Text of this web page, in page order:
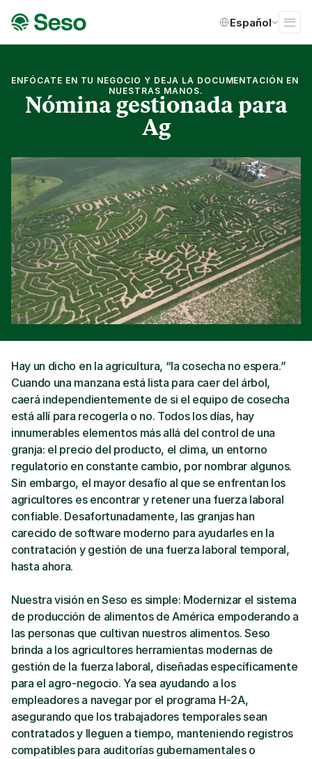
Español
ENFÓCATE EN TU NEGOCIO Y DEJA LA DOCUMENTACIÓN EN
NUESTRAS MANOS.
Nómina gestionada para
Ag
Hay un dicho en la agricultura, “la cosecha no espera.”
Cuando una manzana está lista para caer del árbol,
caerá independientemente de si el equipo de cosecha
está allí para recogerla o no. Todos los días, hay
innumerables elementos más allá del control de una
granja: el precio del producto, el clima, un entorno
regulatorio en constante cambio, por nombrar algunos.
Sin embargo, el mayor desafío al que se enfrentan los
agricultores es encontrar y retener una fuerza laboral
confiable. Desafortunadamente, las granjas han
carecido de software moderno para ayudarles en la
contratación y gestión de una fuerza laboral temporal,
hasta ahora.
Nuestra visión en Seso es simple: Modernizar el sistema
de producción de alimentos de América empoderando a
las personas que cultivan nuestros alimentos. Seso
brinda a los agricultores herramientas modernas de
gestión de la fuerza laboral, diseñadas específicamente
para el agro-negocio. Ya sea ayudando a los
empleadores a navegar por el programa H-2A,
asegurando que los trabajadores temporales sean
contratados y lleguen a tiempo, manteniendo registros
compatibles para auditorías gubernamentales o